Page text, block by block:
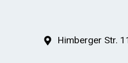
Himberger Str.